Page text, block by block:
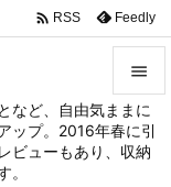
など、自由気ままに
ップ。2016年春に引
ビューもあり、収納
。


メニュ
 RSS Feedly